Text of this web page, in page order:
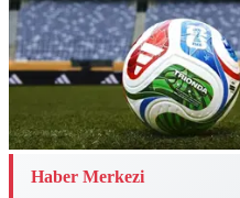
Haber Merkezi